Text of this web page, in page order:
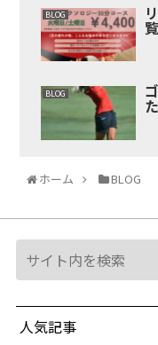
BLOG
BLOG
ホーム BLOG
人気記事